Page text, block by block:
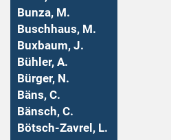
Bunza, M.
Buschhaus, M.
Buxbaum, J.
Bühler, A.
Bürger, N.
Bäns, C.
Bänsch, C.
Bötsch-Zavrel, L.